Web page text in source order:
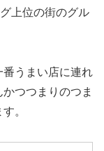
上位の街のグル
うまい店に連れ
つつまりのつま
。